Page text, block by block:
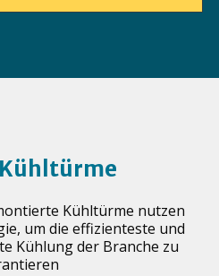
Kühltürme nutzen
um die effizienteste und
Kühlung der Branche zu